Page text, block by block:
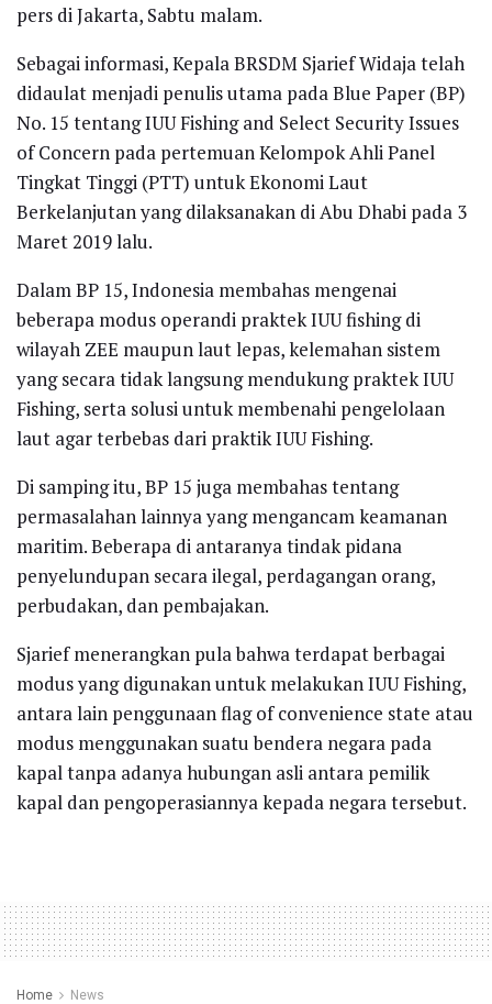
pers di Jakarta, Sabtu malam.
Sebagai informasi, Kepala BRSDM Sjarief Widaja telah
didaulat menjadi penulis utama pada Blue Paper (BP)
No. 15 tentang IUU Fishing and Select Security Issues
of Concern pada pertemuan Kelompok Ahli Panel
Tingkat Tinggi (PTT) untuk Ekonomi Laut
Berkelanjutan yang dilaksanakan di Abu Dhabi pada 3
Maret 2019 lalu.
Dalam BP 15, Indonesia membahas mengenai
beberapa modus operandi praktek IUU fishing di
wilayah ZEE maupun laut lepas, kelemahan sistem
yang secara tidak langsung mendukung praktek IUU
Fishing, serta solusi untuk membenahi pengelolaan
laut agar terbebas dari praktik IUU Fishing.
Di samping itu, BP 15 juga membahas tentang
permasalahan lainnya yang mengancam keamanan
maritim. Beberapa di antaranya tindak pidana
penyelundupan secara ilegal, perdagangan orang,
perbudakan, dan pembajakan.
Sjarief menerangkan pula bahwa terdapat berbagai
modus yang digunakan untuk melakukan IUU Fishing,
antara lain penggunaan flag of convenience state atau
modus menggunakan suatu bendera negara pada
kapal tanpa adanya hubungan asli antara pemilik
kapal dan pengoperasiannya kepada negara tersebut.
Home News